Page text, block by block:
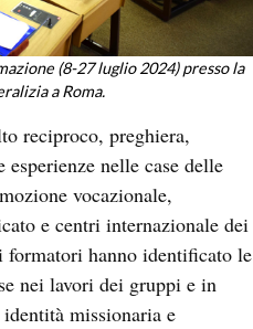
(8-27 luglio 2024) presso la
a Roma.
reciproco, preghiera,
nelle case delle
vocazionale,
e centri internazionale dei
hanno identificato le
nei lavori dei gruppi e in
missionaria e